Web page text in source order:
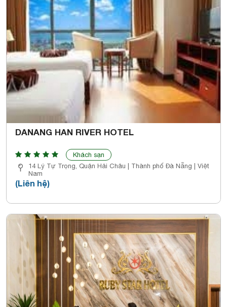
DANANG HAN RIVER HOTEL
Khách sạn
14 Lý Tự Trọng, Quận Hải Châu | Thành phố Đà Nẵng | Việt
Nam
(Liên hệ)